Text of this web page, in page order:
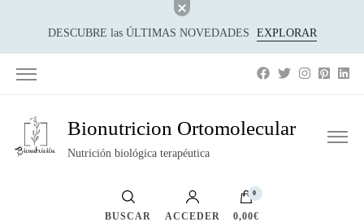
DESCUBRE las ÚLTIMAS NOVEDADES EXPLORAR
Bionutricion Ortomolecular
Nutrición biológica terapéutica
BUSCAR ACCEDER
0
0,00€